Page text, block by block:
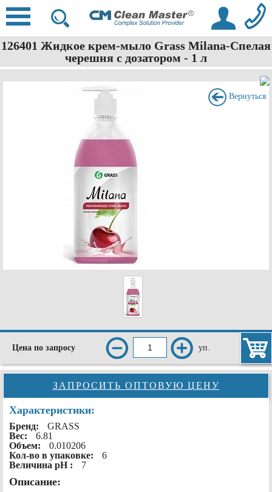
126401 Жидкое крем-мыло Grass Milana-Спелая
черешня с дозатором - 1 л
Вернуться
Цена по запросу уп.
ЗАПРОСИТЬ ОПТОВУЮ ЦЕНУ
Характеристики:
Бренд:
GRASS
Вес:
6.81
Объем:
0.010206
Кол-во в упаковке:
6
Величина рН :
7
Описание: